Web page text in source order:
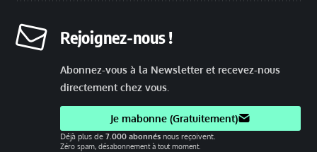
Rejoignez-nous !
Abonnez-vous à la Newsletter et recevez-nous
directement chez vous.
Je mabonne (Gratuitement)
Déjà plus de 7.000 abonnés nous reçoivent.
Zéro spam, désabonnement à tout moment.